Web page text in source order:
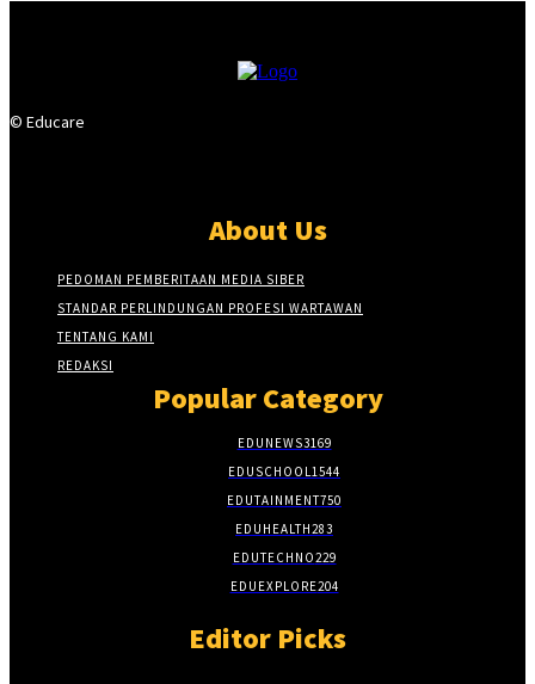
© Educare
About Us
PEDOMAN PEMBERITAAN MEDIA SIBER
STANDAR PERLINDUNGAN PROFESI WARTAWAN
TENTANG KAMI
REDAKSI
Popular Category
EDUNEWS3169
EDUSCHOOL1544
EDUTAINMENT750
EDUHEALTH283
EDUTECHNO229
EDUEXPLORE204
Editor Picks